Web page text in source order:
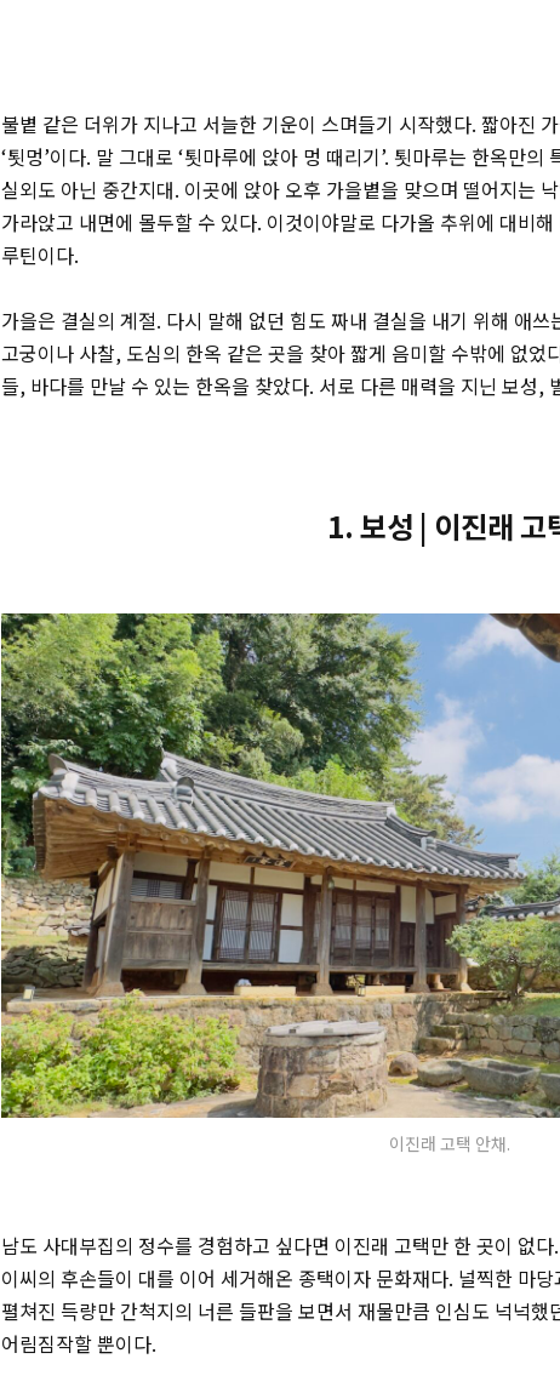
불볕 같은 더위가 지나고 서늘한 기운이 스며들기 시작했다. 짧아진
‘툇멍’이다. 말 그대로 ‘툇마루에 앉아 멍 때리기’. 툇마루는 한옥만
실외도 아닌 중간지대. 이곳에 앉아 오후 가을볕을 맞으며 떨어지는
가라앉고 내면에 몰두할 수 있다. 이것이야말로 다가올 추위에 대비
루틴이다.
가을은 결실의 계절. 다시 말해 없던 힘도 짜내 결실을 내기 위해 애
고궁이나 사찰, 도심의 한옥 같은 곳을 찾아 짧게 음미할 수밖에 없었
들, 바다를 만날 수 있는 한옥을 찾았다. 서로 다른 매력을 지닌 보성,
1. 보성 | 이진래 고
이진래 고택 안채.
남도 사대부집의 정수를 경험하고 싶다면 이진래 고택만 한 곳이 없
이씨의 후손들이 대를 이어 세거해온 종택이자 문화재다. 널찍한 마
펼쳐진 득량만 간척지의 너른 들판을 보면서 재물만큼 인심도 넉넉
어림짐작할 뿐이다.